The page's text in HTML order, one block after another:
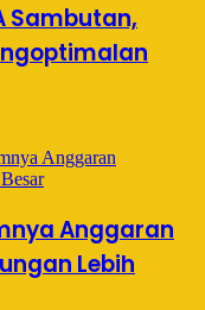
Sambutan,
Anggaran
Lebih